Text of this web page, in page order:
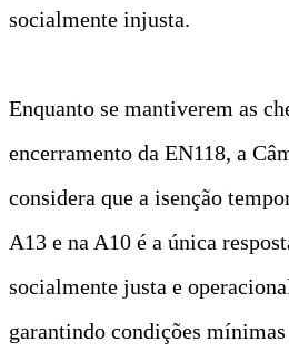
socialmente injusta.
Enquanto se mantiverem as
encerramento da EN118, a
considera que a isenção
A13 e na A10 é a única
socialmente justa e
garantindo condições